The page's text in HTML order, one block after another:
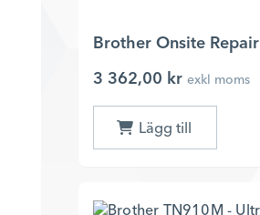
Brother Onsite Repair
3 362,00 kr exkl moms